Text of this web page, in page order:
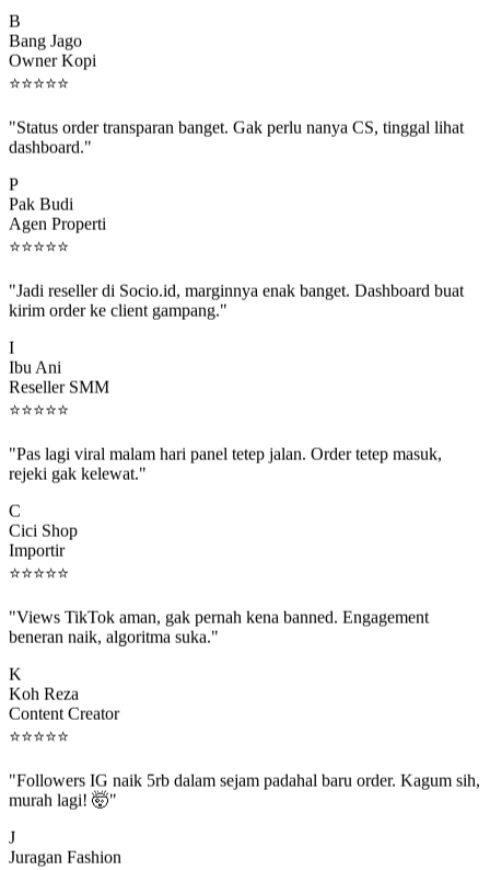
Bang Jago
Owner Kopi
⭐⭐⭐⭐⭐
dashboard."
Pak Budi
Agen Properti
⭐⭐⭐⭐⭐
kirim order ke client gampang."
Ibu Ani
Reseller SMM
⭐⭐⭐⭐⭐
rejeki gak kelewat."
Cici Shop
Importir
⭐⭐⭐⭐⭐
beneran naik, algoritma suka."
Koh Reza
Content Creator
⭐⭐⭐⭐⭐
murah lagi! 🤯"
Juragan Fashion
Owner Toko Online